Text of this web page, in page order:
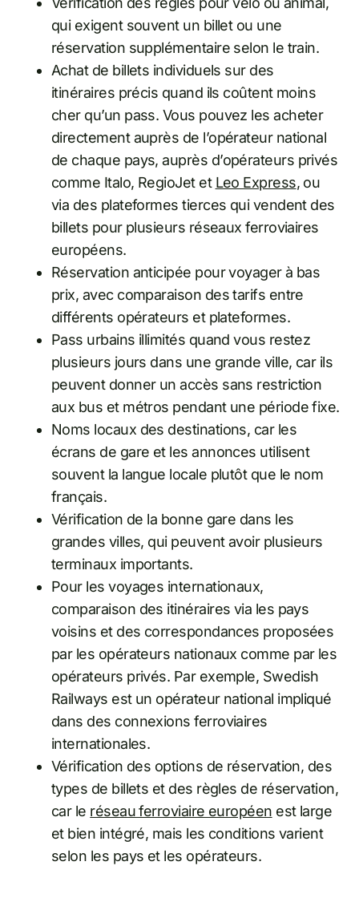
qui exigent souvent un billet ou une
réservation supplémentaire selon le train.
Achat de billets individuels sur des
itinéraires précis quand ils coûtent moins
cher qu’un pass. Vous pouvez les acheter
directement auprès de l’opérateur national
de chaque pays, auprès d’opérateurs privés
comme Italo, RegioJet et Leo Express, ou
via des plateformes tierces qui vendent des
billets pour plusieurs réseaux ferroviaires
européens.
Réservation anticipée pour voyager à bas
prix, avec comparaison des tarifs entre
différents opérateurs et plateformes.
Pass urbains illimités quand vous restez
plusieurs jours dans une grande ville, car ils
peuvent donner un accès sans restriction
aux bus et métros pendant une période fixe.
Noms locaux des destinations, car les
écrans de gare et les annonces utilisent
souvent la langue locale plutôt que le nom
français.
Vérification de la bonne gare dans les
grandes villes, qui peuvent avoir plusieurs
terminaux importants.
Pour les voyages internationaux,
comparaison des itinéraires via les pays
voisins et des correspondances proposées
par les opérateurs nationaux comme par les
opérateurs privés. Par exemple, Swedish
Railways est un opérateur national impliqué
dans des connexions ferroviaires
internationales.
Vérification des options de réservation, des
types de billets et des règles de réservation,
car le réseau ferroviaire européen est large
et bien intégré, mais les conditions varient
selon les pays et les opérateurs.